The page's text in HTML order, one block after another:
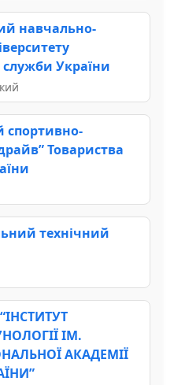
навчально-
служби України
спортивно-
Товариства
технічний
ІМ.
АКАДЕМІЇ